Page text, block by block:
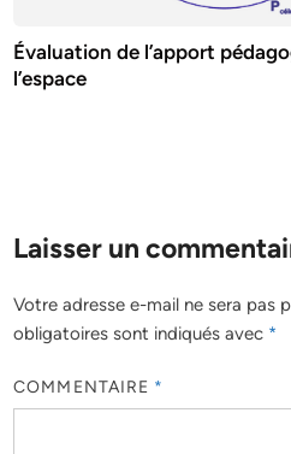
Évaluation de l’apport
l’espace
Laisser un
Votre adresse e-mail ne sera pas
obligatoires sont indiqués avec *
COMMENTAIRE *